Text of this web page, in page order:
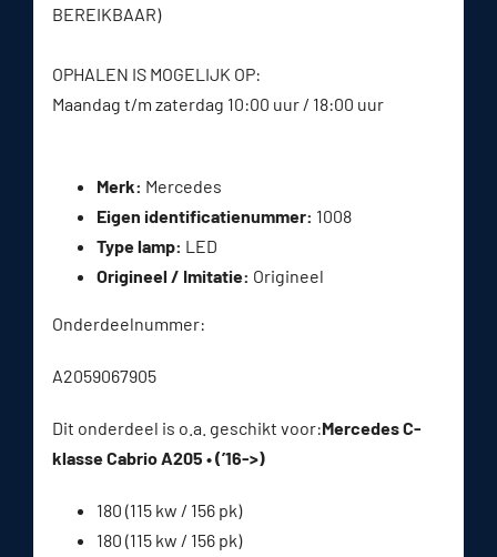
BEREIKBAAR)
OPHALEN IS MOGELIJK OP:
Maandag t/m zaterdag 10:00 uur / 18:00 uur
Merk: Mercedes
Eigen identificatienummer: 1008
Type lamp: LED
Origineel / Imitatie: Origineel
Onderdeelnummer:
A2059067905
Dit onderdeel is o.a. geschikt voor:Mercedes C-
klasse Cabrio A205 • (’16->)
180 (115 kw / 156 pk)
180 (115 kw / 156 pk)